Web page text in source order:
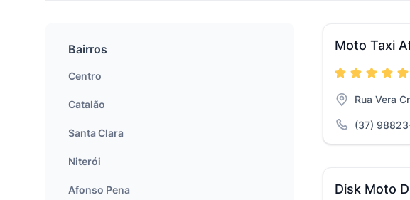
Moto Taxi
Rua Vera
(37)
Disk Moto
Bairros
Centro
Catalão
Santa Clara
Niterói
Afonso Pena